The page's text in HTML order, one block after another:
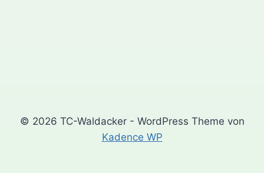
© 2026 TC-Waldacker - WordPress Theme von
Kadence WP